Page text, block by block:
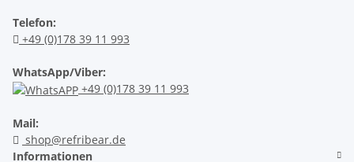
Telefon:
+49 (0)178 39 11 993
WhatsApp/Viber:
+49 (0)178 39 11 993
Mail:
shop@refribear.de
Informationen